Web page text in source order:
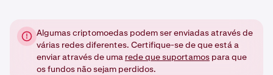
Algumas criptomoedas podem ser enviadas através de
várias redes diferentes. Certifique-se de que está a
enviar através de uma rede que suportamos para que
os fundos não sejam perdidos.